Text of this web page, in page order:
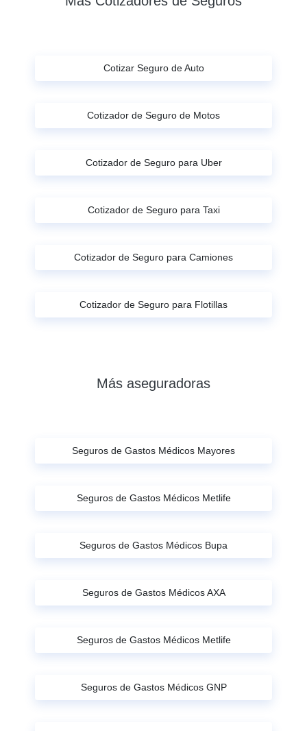
Cotizar Seguro de Auto
Cotizador de Seguro de Motos
Cotizador de Seguro para Uber
Cotizador de Seguro para Taxi
Cotizador de Seguro para Camiones
Cotizador de Seguro para Flotillas
Más aseguradoras
Seguros de Gastos Médicos Mayores
Seguros de Gastos Médicos Metlife
Seguros de Gastos Médicos Bupa
Seguros de Gastos Médicos AXA
Seguros de Gastos Médicos Metlife
Seguros de Gastos Médicos GNP